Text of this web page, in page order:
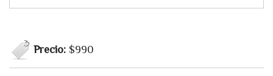
Precio: $990